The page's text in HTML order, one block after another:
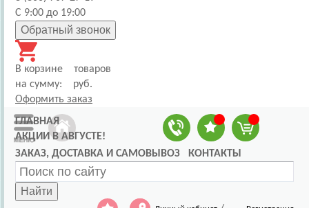
С 9:00 до 19:00
Обратный звонок
В корзине
товаров
на сумму:
руб.
Оформить заказ
ГЛАВНАЯ
АКЦИИ В АВГУСТЕ!
ЗАКАЗ, ДОСТАВКА И САМОВЫВОЗ
КОНТАКТЫ
Найти